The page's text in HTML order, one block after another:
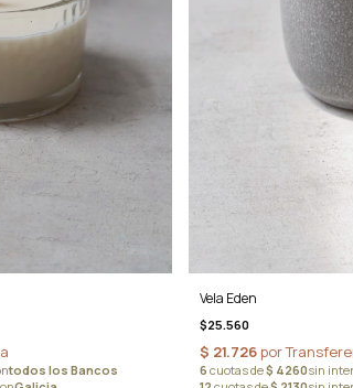
Vela Eden
$25.560